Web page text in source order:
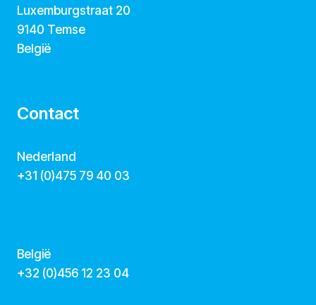
Luxemburgstraat 20
9140 Temse
België
Contact
Nederland
+31 (0)475 79 40 03
België
‭+32 (0)456 12 23 04‬